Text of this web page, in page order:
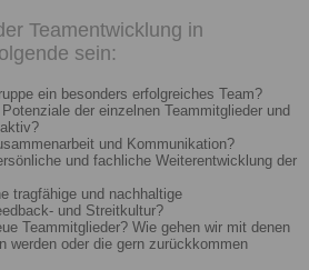
Teamentwicklung in
sein:
ein besonders erfolgreiches Team?
der einzelnen Teammitglieder und
und Kommunikation?
und fachliche Weiterentwicklung der
tragfähige und nachhaltige
und Streitkultur?
Teammitglieder? Wie gehen wir mit denen
werden oder die gern zurückkommen